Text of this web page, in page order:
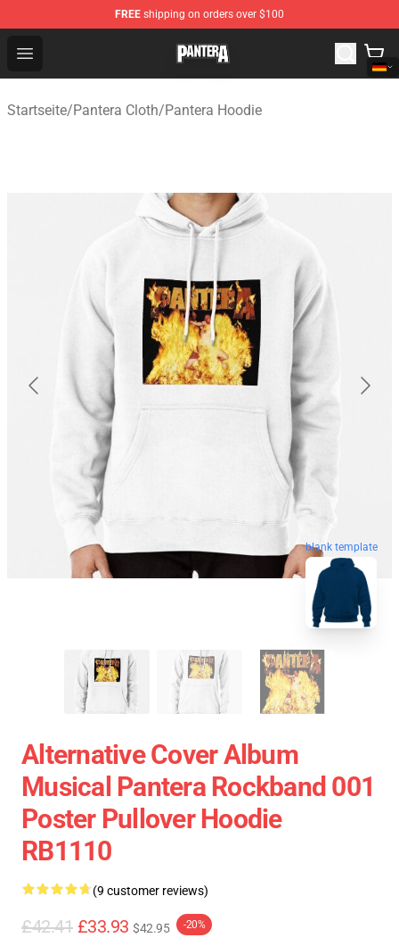
FREE shipping on orders over $100
Open menu
Pantera Store - Official Pantera Merchandise Shop
Startseite/Pantera Cloth/Pantera Hoodie
blank template
Alternative Cover Album
Musical Pantera Rockband 001
Poster Pullover Hoodie
RB1110
(9 customer reviews)
£42.41 £33.93 $42.95 -20%